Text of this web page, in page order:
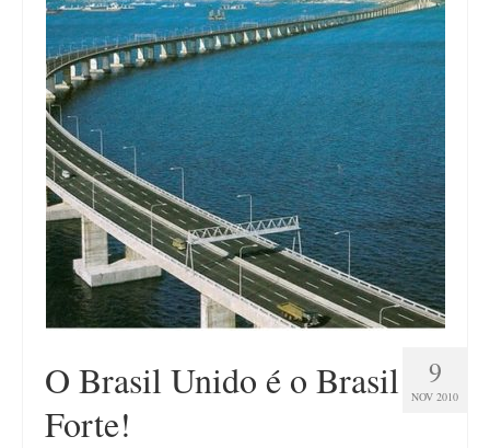
9
NOV 2010
O Brasil Unido é o Brasil
Forte!